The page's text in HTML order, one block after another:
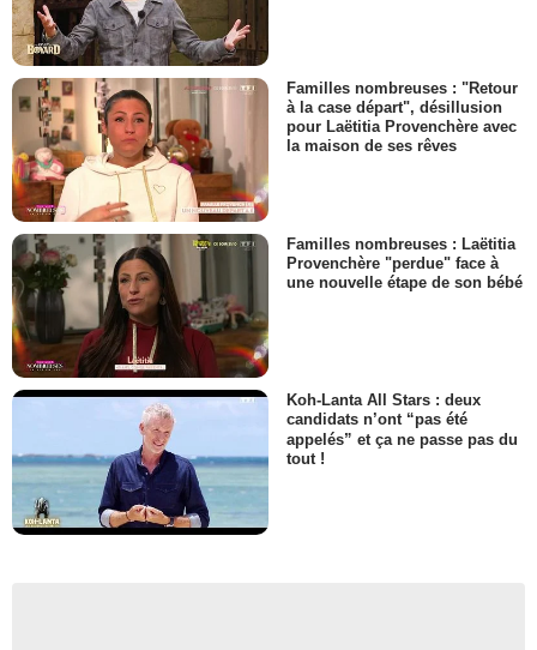
Familles nombreuses : "Retour
à la case départ", désillusion
pour Laëtitia Provenchère avec
la maison de ses rêves
Familles nombreuses : Laëtitia
Provenchère "perdue" face à
une nouvelle étape de son bébé
Koh-Lanta All Stars : deux
candidats n’ont “pas été
appelés” et ça ne passe pas du
tout !